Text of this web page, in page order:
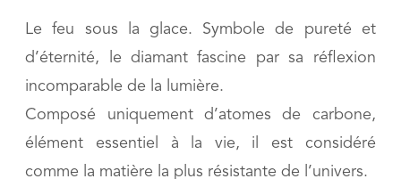
Le feu sous la glace. Symbole de pureté et
d’éternité, le diamant fascine par sa réflexion
incomparable de la lumière.
Composé uniquement d’atomes de carbone,
élément essentiel à la vie, il est considéré
comme la matière la plus résistante de l’univers.